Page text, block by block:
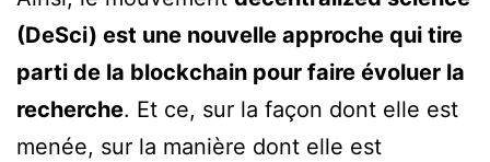
(DeSci) est une nouvelle approche qui tire
parti de la blockchain pour faire évoluer la
recherche. Et ce, sur la façon dont elle est
menée, sur la manière dont elle est